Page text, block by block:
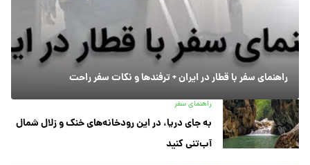
راهنمای سفر با قطار در ایران + ترفندها و نکات سفر راحت
راهنمای سفر
به جای دریا، در این رودخانه‌های خنک و زلال شمال
آب‌تنی کنید